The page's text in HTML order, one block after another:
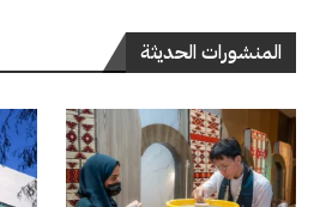
المنشورات الحديثة